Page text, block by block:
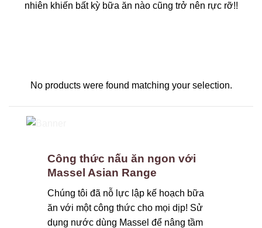
nhiên khiến bất kỳ bữa ăn nào cũng trở nên rực rỡ!!
No products were found matching your selection.
Công thức nấu ăn ngon với
Massel Asian Range
Chúng tôi đã nỗ lực lập kế hoạch bữa
ăn với một công thức cho mọi dịp! Sử
dụng nước dùng Massel để nâng tầm